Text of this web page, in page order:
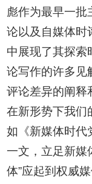
彪作为最早一批
论以及自媒体时
中展现了其探索
论写作的许多见
评论差异的阐释
在新形势下我们
如《新媒体时代
一文，立足新媒
体”应起到权威